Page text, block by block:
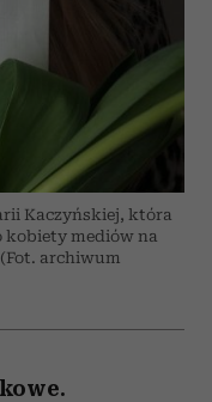
Kaczyńskiej, która
kobiety mediów na
archiwum